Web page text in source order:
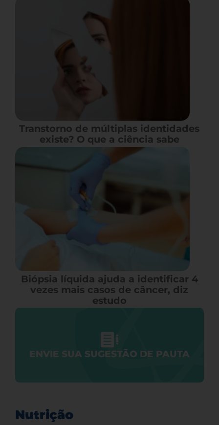
Transtorno de múltiplas identidades
existe? O que a ciência sabe
Biópsia líquida ajuda a identificar 4
vezes mais casos de câncer, diz
estudo
ENVIE SUA SUGESTÃO DE PAUTA
Nutrição